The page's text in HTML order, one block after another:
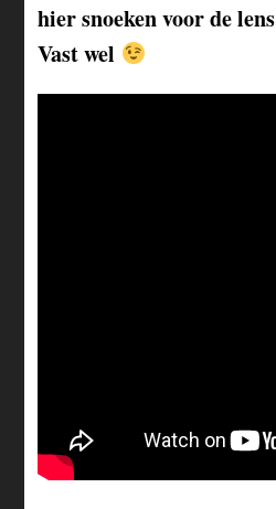
hier snoeken voor de
Vast wel